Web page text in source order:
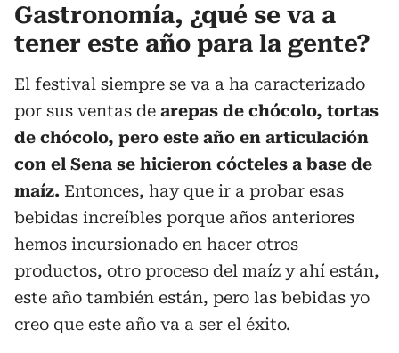
Gastronomía, ¿qué se va a
tener este año para la gente?
El festival siempre se va a ha caracterizado
por sus ventas de arepas de chócolo, tortas
de chócolo, pero este año en articulación
con el Sena se hicieron cócteles a base de
maíz. Entonces, hay que ir a probar esas
bebidas increíbles porque años anteriores
hemos incursionado en hacer otros
productos, otro proceso del maíz y ahí están,
este año también están, pero las bebidas yo
creo que este año va a ser el éxito.